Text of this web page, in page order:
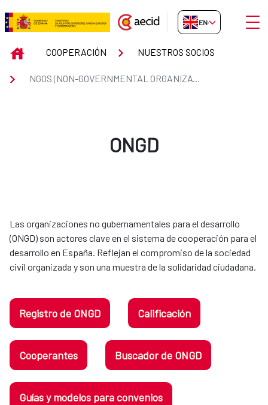
Skip to Main Content
NGOS (NON-GOVERNMENTAL
EN-GB
INICIOCOOPERACIÓN NUESTROS SOCIOS
NGOS (NON-GOVERNMENTAL ORGANIZATIONS)
ONGD
Las organizaciones no gubernamentales para el desarrollo
(ONGD) son actores clave en el sistema de cooperación para el
desarrollo en España. Reflejan el compromiso de la sociedad
civil organizada y son una muestra de la solidaridad ciudadana.
Registro de ONGD Calificación
Cooperantes Buscador de ONGD
Guías y modelos para convenios